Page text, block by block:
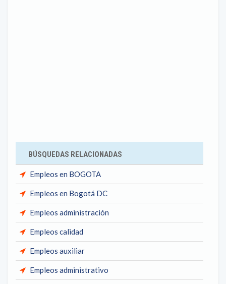
BÚSQUEDAS RELACIONADAS
Empleos en BOGOTA
Empleos en Bogotá DC
Empleos administración
Empleos calidad
Empleos auxiliar
Empleos administrativo